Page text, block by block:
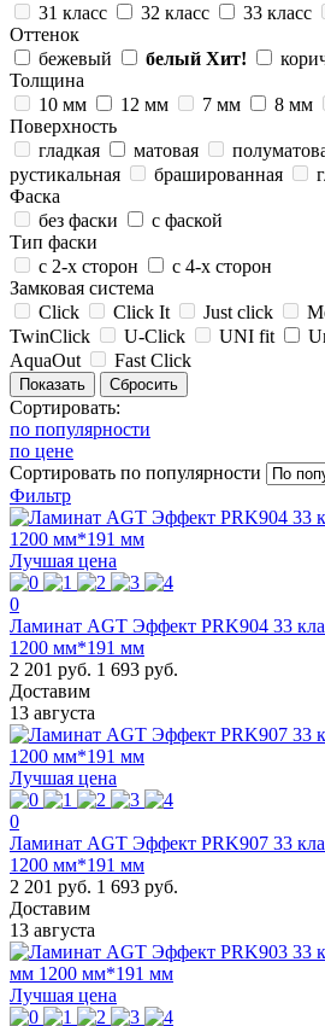
31 класс
32 класс 33 класс
Оттенок
бежевый
белый Хит!
Толщина
10 мм
12 мм 7 мм 8 мм
Поверхность
гладкая
матовая
рустикальная
брашированная
Фаска
без фаски
с фаской
Тип фаски
с 2-х сторон
с 4-х сторон
Замковая система
Click
Click It Just click
TwinClick
U-Click UNI fit
AquaOut
Fast Click
Сортировать:
по популярности
по цене
Сортировать по популярности
Фильтр
Лучшая цена
0
Ламинат AGT Эффект PRK904 33
1200 мм*191 мм
2 201 руб. 1 693 руб.
Доставим
13 августа
Лучшая цена
0
Ламинат AGT Эффект PRK907 33
1200 мм*191 мм
2 201 руб. 1 693 руб.
Доставим
13 августа
Лучшая цена